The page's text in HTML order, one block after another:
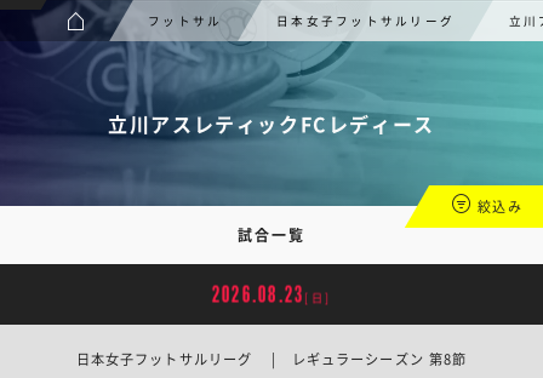
フットサル 日本女子フットサルリーグ 立川
立川アスレティックFCレディース
試合一覧
絞込み
2026.08.23 [日]
日本女子フットサルリーグ | レギュラーシーズン 第8節